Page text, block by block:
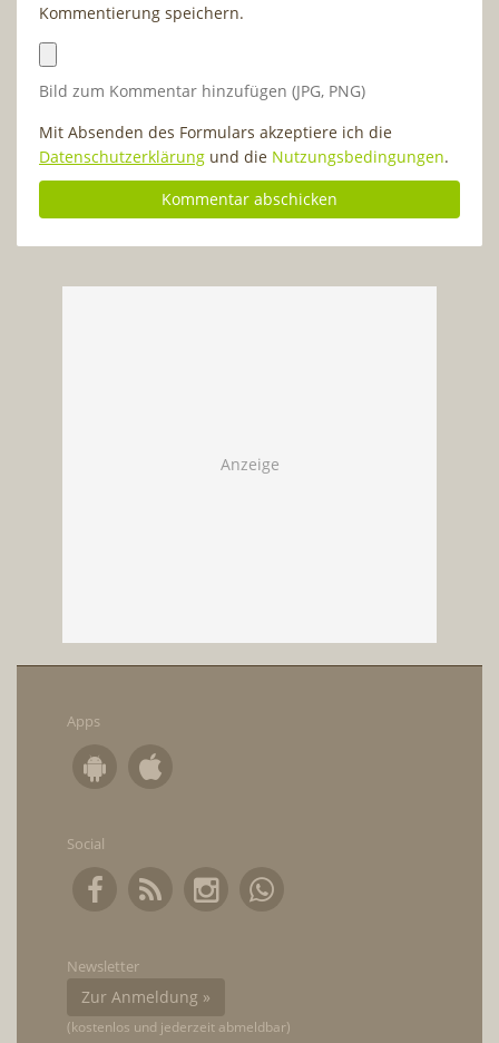
Kommentierung speichern.
Bild zum Kommentar hinzufügen (JPG, PNG)
Mit Absenden des Formulars akzeptiere ich die
Datenschutzerklärung und die Nutzungsbedingungen.
Apps
Social
Newsletter
Zur Anmeldung »
(kostenlos und jederzeit abmeldbar)